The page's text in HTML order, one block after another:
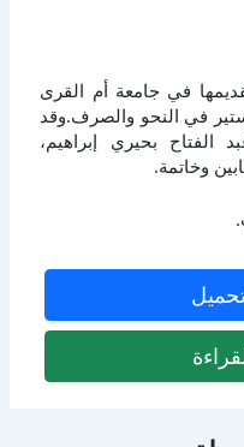
في جامعة أم القرى
في النحو والصرف.وقد
الفتاح بحيري إبراهيم،
وخاتمة.